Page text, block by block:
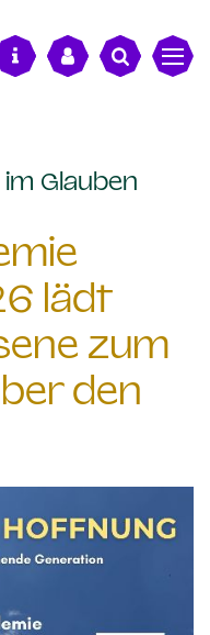
Glauben
lädt
zum
den